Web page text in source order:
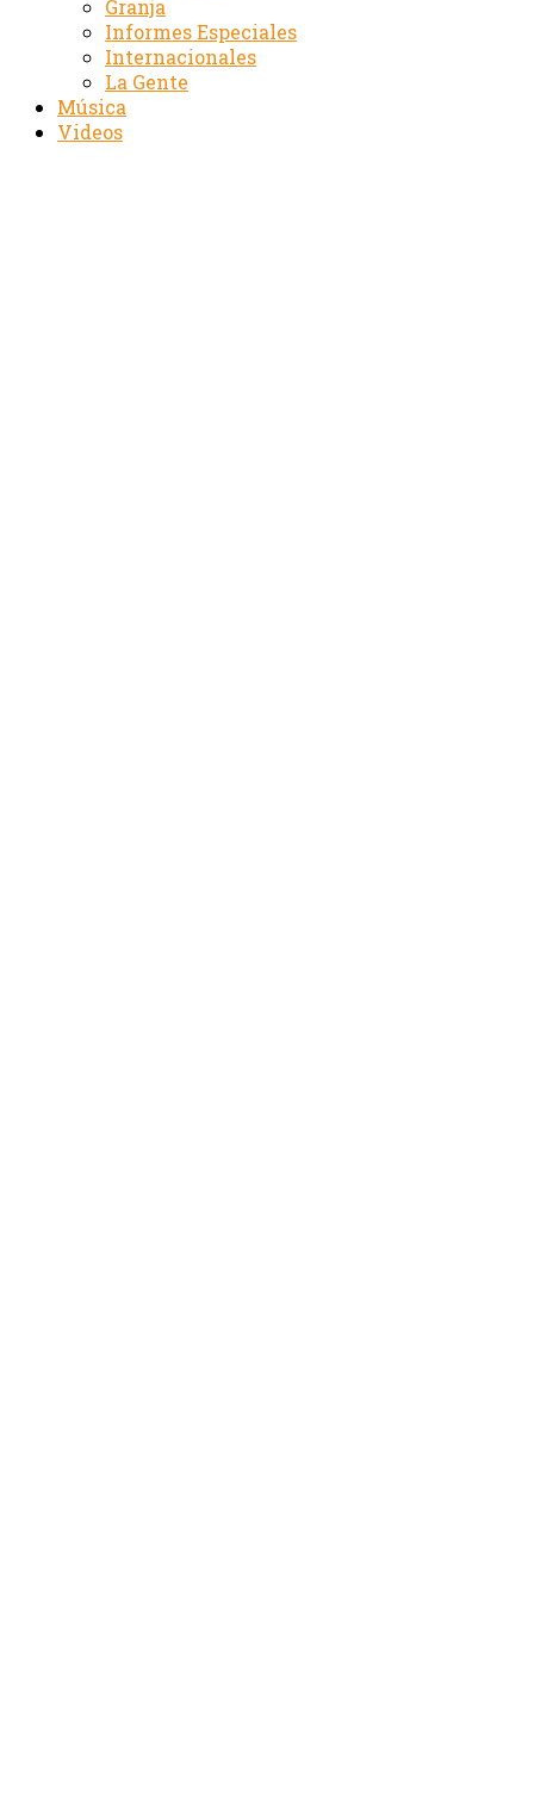
Granja
Informes Especiales
Internacionales
La Gente
Música
Videos